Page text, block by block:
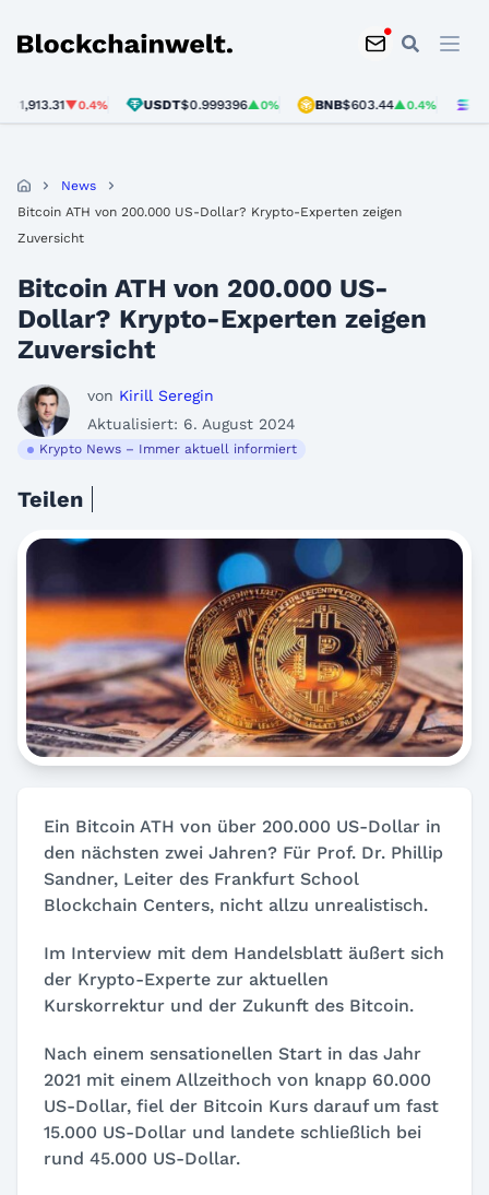
Blockchainwelt
▼0.4% USDT$0.999396▲0% BNB$603.44▲0.4% SOL
News
Bitcoin ATH von 200.000 US-Dollar? Krypto-Experten zeigen
Zuversicht
Bitcoin ATH von 200.000 US-
Dollar? Krypto-Experten zeigen
Zuversicht
von Kirill Seregin
Aktualisiert: 6. August 2024
Krypto News – Immer aktuell informiert
Teilen
Ein Bitcoin ATH von über 200.000 US-Dollar in
den nächsten zwei Jahren? Für Prof. Dr. Phillip
Sandner, Leiter des Frankfurt School
Blockchain Centers, nicht allzu unrealistisch.
Im Interview mit dem Handelsblatt äußert sich
der Krypto-Experte zur aktuellen
Kurskorrektur und der Zukunft des Bitcoin.
Nach einem sensationellen Start in das Jahr
2021 mit einem Allzeithoch von knapp 60.000
US-Dollar, fiel der Bitcoin Kurs darauf um fast
15.000 US-Dollar und landete schließlich bei
rund 45.000 US-Dollar.